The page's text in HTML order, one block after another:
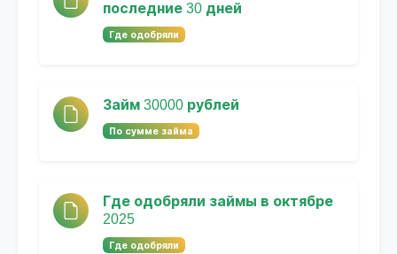
последние 30 дней
Где одобряли
Займ 30000 рублей
По сумме займа
Где одобряли займы в октябре
2025
Где одобряли